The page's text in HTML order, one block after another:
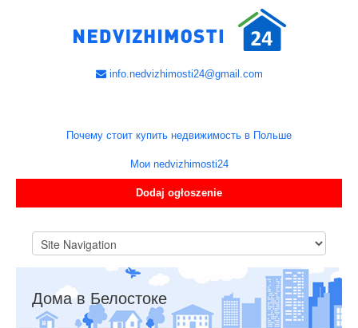
info.nedvizhimosti24@gmail.com
Почему стоит купить недвижимость в Польше
Мои nedvizhimosti24
Dodaj ogłoszenie
Дома в Белостоке